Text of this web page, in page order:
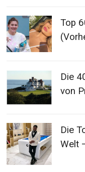
Top
Die
von
Die
Welt